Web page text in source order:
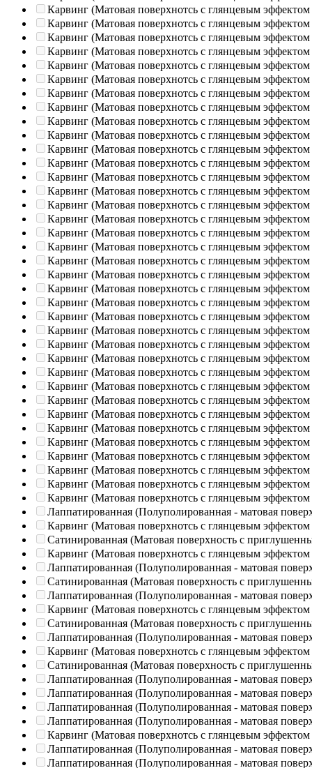
Карвинг (Матовая поверхнотсь с глянцевым эффектом
Карвинг (Матовая поверхнотсь с глянцевым эффектом
Карвинг (Матовая поверхнотсь с глянцевым эффектом
Карвинг (Матовая поверхнотсь с глянцевым эффектом
Карвинг (Матовая поверхнотсь с глянцевым эффектом
Карвинг (Матовая поверхнотсь с глянцевым эффектом
Карвинг (Матовая поверхнотсь с глянцевым эффектом
Карвинг (Матовая поверхнотсь с глянцевым эффектом
Карвинг (Матовая поверхнотсь с глянцевым эффектом
Карвинг (Матовая поверхнотсь с глянцевым эффектом
Карвинг (Матовая поверхнотсь с глянцевым эффектом
Карвинг (Матовая поверхнотсь с глянцевым эффектом
Карвинг (Матовая поверхнотсь с глянцевым эффектом
Карвинг (Матовая поверхнотсь с глянцевым эффектом
Карвинг (Матовая поверхнотсь с глянцевым эффектом
Карвинг (Матовая поверхнотсь с глянцевым эффектом
Карвинг (Матовая поверхнотсь с глянцевым эффектом
Карвинг (Матовая поверхнотсь с глянцевым эффектом
Карвинг (Матовая поверхнотсь с глянцевым эффектом
Карвинг (Матовая поверхнотсь с глянцевым эффектом
Карвинг (Матовая поверхнотсь с глянцевым эффектом
Карвинг (Матовая поверхнотсь с глянцевым эффектом
Карвинг (Матовая поверхнотсь с глянцевым эффектом
Карвинг (Матовая поверхнотсь с глянцевым эффектом
Карвинг (Матовая поверхнотсь с глянцевым эффектом
Карвинг (Матовая поверхнотсь с глянцевым эффектом
Карвинг (Матовая поверхнотсь с глянцевым эффектом
Карвинг (Матовая поверхнотсь с глянцевым эффектом
Карвинг (Матовая поверхнотсь с глянцевым эффектом
Карвинг (Матовая поверхнотсь с глянцевым эффектом
Карвинг (Матовая поверхнотсь с глянцевым эффектом
Карвинг (Матовая поверхнотсь с глянцевым эффектом
Карвинг (Матовая поверхнотсь с глянцевым эффектом
Карвинг (Матовая поверхнотсь с глянцевым эффектом
Карвинг (Матовая поверхнотсь с глянцевым эффектом
Карвинг (Матовая поверхнотсь с глянцевым эффектом
Лаппатированная (Полуполированная - матовая
Карвинг (Матовая поверхнотсь с глянцевым эффектом
Сатинированная (Матовая поверхность с
Карвинг (Матовая поверхнотсь с глянцевым эффектом
Лаппатированная (Полуполированная - матовая
Сатинированная (Матовая поверхность с
Лаппатированная (Полуполированная - матовая
Карвинг (Матовая поверхнотсь с глянцевым эффектом
Сатинированная (Матовая поверхность с
Лаппатированная (Полуполированная - матовая
Карвинг (Матовая поверхнотсь с глянцевым эффектом
Сатинированная (Матовая поверхность с
Лаппатированная (Полуполированная - матовая
Лаппатированная (Полуполированная - матовая
Лаппатированная (Полуполированная - матовая
Лаппатированная (Полуполированная - матовая
Карвинг (Матовая поверхнотсь с глянцевым эффектом
Лаппатированная (Полуполированная - матовая
Лаппатированная (Полуполированная - матовая